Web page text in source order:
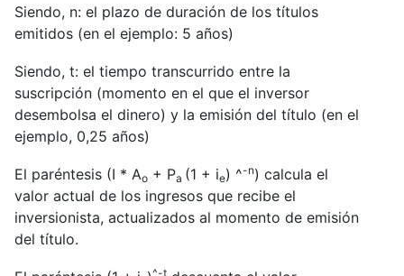
Siendo, n: el plazo de duración de los títulos
emitidos (en el ejemplo: 5 años)
Siendo, t: el tiempo transcurrido entre la
suscripción (momento en el que el inversor
desembolsa el dinero) y la emisión del título (en el
ejemplo, 0,25 años)
El paréntesis (I * Ao + Pa (1 + ie) ^-n) calcula el
valor actual de los ingresos que recibe el
inversionista, actualizados al momento de emisión
del título.
^-t